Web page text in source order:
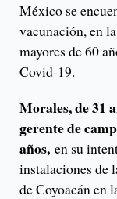
México se
vacunación, en
mayores de 60
Covid-19.
Morales, de 31
gerente de
años, en su
instalaciones de
de Coyoacán en